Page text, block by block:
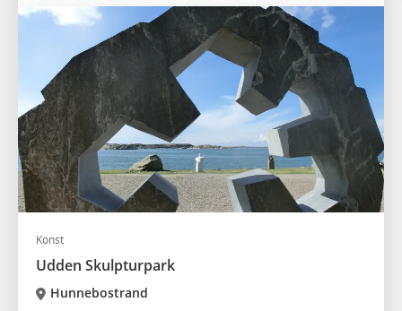
Konst
Udden Skulpturpark
Hunnebostrand